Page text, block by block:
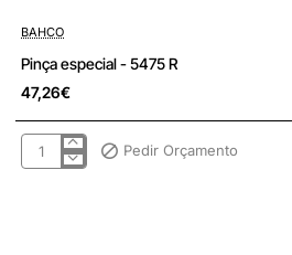
Pré-encomenda
BAHCO
Pinça especial - 5475 R
47,26€
Pinça
Pedir Orçamento